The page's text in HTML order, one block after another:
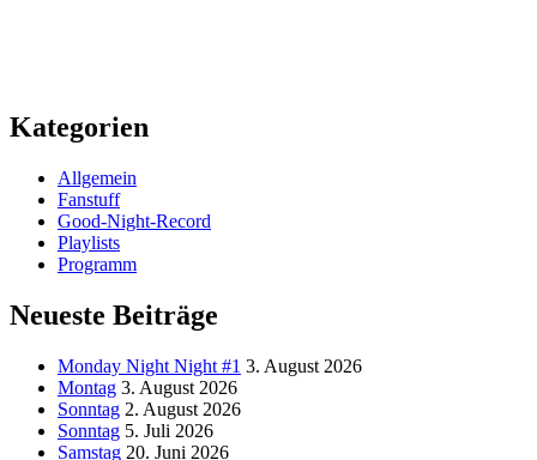
Kategorien
Allgemein
Fanstuff
Good-Night-Record
Playlists
Programm
Neueste Beiträge
Monday Night Night #1 3. August 2026
Montag 3. August 2026
Sonntag 2. August 2026
Sonntag 5. Juli 2026
Samstag 20. Juni 2026